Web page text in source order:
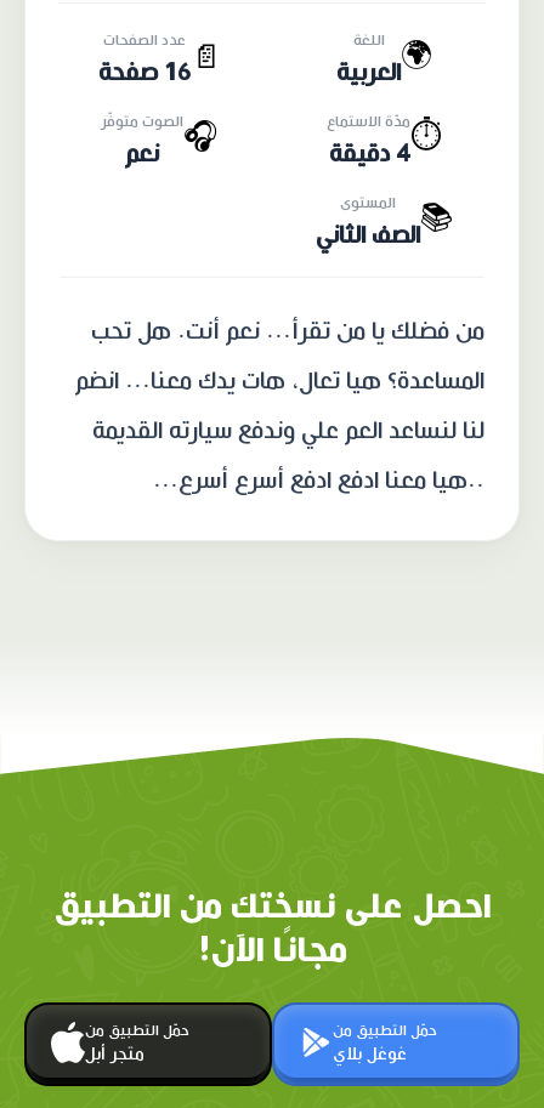
🌍 اللغة
العربية 📄
عدد الصفحات
16 صفحة
⏱️مدّة الاستماع
4 دقيقة
🎧الصوت متوفّر
نعم
📚 المستوى
الصف الثاني
من فضلك يا من تقرأ... نعم أنت. هل تحب
المساعدة؟ هيا تعال، هات يدك معنا... انضم
لنا لنساعد العم علي وندفع سيارته القديمة
..هيا معنا ادفع ادفع أسرع أسرع...
احصل على نسختك من التطبيق
مجانًا الآن!
حمّل التطبيق من
متجر أبل
حمّل التطبيق من
غوغل بلاي